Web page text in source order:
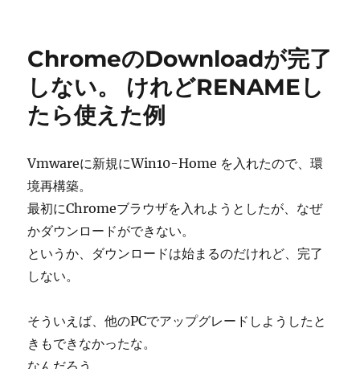
ー
を
れ
ChromeのDownloadが完了
しない。 けれどRENAMEし
たら使えた例
Vmwareに新規にWin10-Home を入れたので、環
境再構築。
最初にChromeブラウザを入れようとしたが、なぜ
かダウンロードができない。
というか、ダウンロードは始まるのだけれど、完了
しない。
そういえば、他のPCでアップグレードしようしたと
きもできなかったな。
なんだろう。